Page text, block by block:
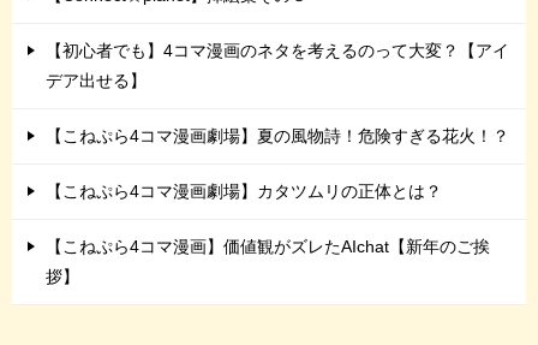
【初心者でも】4コマ漫画のネタを考えるのって大変？【アイ
デア出せる】
【こねぷら4コマ漫画劇場】夏の風物詩！危険すぎる花火！？
【こねぷら4コマ漫画劇場】カタツムリの正体とは？
【こねぷら4コマ漫画】価値観がズレたAIchat【新年のご挨
拶】